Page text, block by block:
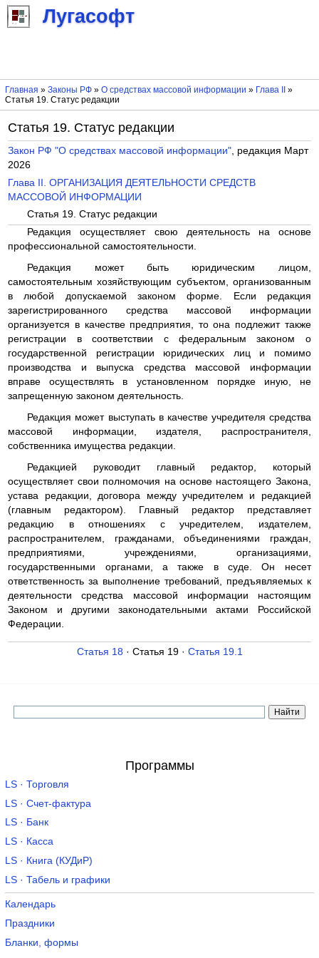
Лугасофт
Главная » Законы РФ» О средствах массовой информации » Глава II
»
Статья 19. Статус редакции
Статья 19. Статус редакции
Закон РФ "О средствах массовой информации", редакция Март
2026
Глава II. ОРГАНИЗАЦИЯ ДЕЯТЕЛЬНОСТИ СРЕДСТВ
МАССОВОЙ ИНФОРМАЦИИ
Статья 19. Статус редакции
Редакция осуществляет свою деятельность на основе
профессиональной самостоятельности.
Редакция может быть юридическим лицом,
самостоятельным хозяйствующим субъектом, организованным
в любой допускаемой законом форме. Если редакция
зарегистрированного средства массовой информации
организуется в качестве предприятия, то она подлежит также
регистрации в соответствии с федеральным законом о
государственной регистрации юридических лиц и помимо
производства и выпуска средства массовой информации
вправе осуществлять в установленном порядке иную, не
запрещенную законом деятельность.
Редакция может выступать в качестве учредителя средства
массовой информации, издателя, распространителя,
собственника имущества редакции.
Редакцией руководит главный редактор, который
осуществляет свои полномочия на основе настоящего Закона,
устава редакции, договора между учредителем и редакцией
(главным редактором). Главный редактор представляет
редакцию в отношениях с учредителем, издателем,
распространителем, гражданами, объединениями граждан,
предприятиями, учреждениями, организациями,
государственными органами, а также в суде. Он несет
ответственность за выполнение требований, предъявляемых к
деятельности средства массовой информации настоящим
Законом и другими законодательными актами Российской
Федерации.
Статья 18 · Статья 19 · Статья 19.1
Программы
LS · Торговля
LS · Счет-фактура
LS · Банк
LS · Касса
LS · Книга (КУДиР)
LS · Табель и графики
Календарь
Праздники
Бланки, формы